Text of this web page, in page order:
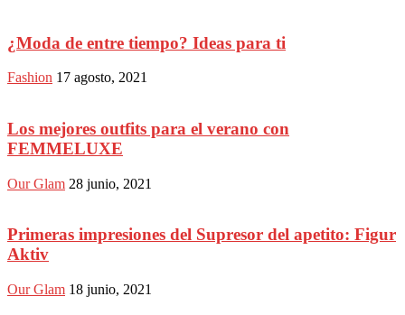
¿Moda de entre tiempo? Ideas para ti
Fashion 17 agosto, 2021
Los mejores outfits para el verano con
FEMMELUXE
Our Glam 28 junio, 2021
Primeras impresiones del Supresor del apetito: Figur
Aktiv
Our Glam 18 junio, 2021